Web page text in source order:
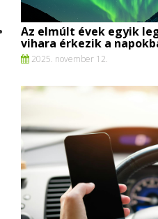
Az elmúlt évek egyik
vihara érkezik a
2025. november 12.